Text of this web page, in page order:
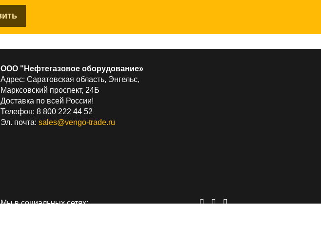
ООО "Нефтегазовое оборудование»
Адрес: Саратовская область, Энгельс,
Марксовский проспект, 24Б
Доставка по всей России!
Телефон: 8 800 222 44 52
Эл. почта: sales@vengo-trade.ru
Мы в социальных сетях: